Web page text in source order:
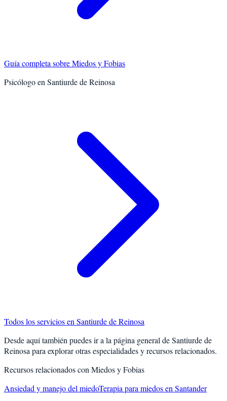
Guía completa sobreMiedos y Fobias
Psicólogo en Santiurde de Reinosa
Todos los servicios en Santiurde de Reinosa
Desde aquí también puedes ir a la página general deSantiurde de
Reinosa para explorar otras especialidades y recursos relacionados.
Recursos relacionados con Miedos y Fobias
Ansiedad y manejo del miedoTerapia para miedos en Santander